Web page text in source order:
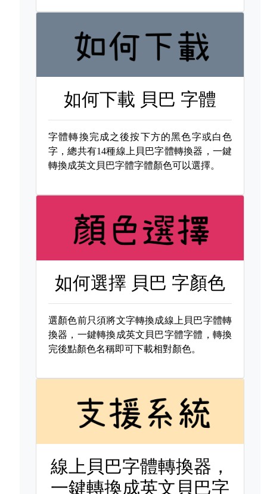
如何下載 貝巴 字體
字體轉換完成之後按下方的黑色字或白色
字，總共有14種線上貝巴字體轉換器，一鍵
轉換成英文貝巴字體字體顏色可以選擇。
如何選擇 貝巴 字顏色
選顏色前只須將文字轉換成線上貝巴字體轉
換器，一鍵轉換成英文貝巴字體字體，轉換
完後點顏色名稱即可下載相對顏色。
線上貝巴字體轉換器，
一鍵轉換成英文貝巴字